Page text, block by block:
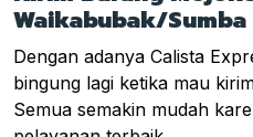
Waikabubak/
Dengan adanya Calista
bingung lagi ketika mau
Semua semakin mudah